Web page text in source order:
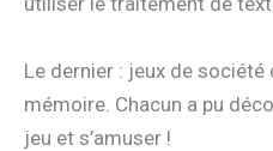
Le dernier : jeux de
mémoire. Chacun a pu
jeu et s’amuser !